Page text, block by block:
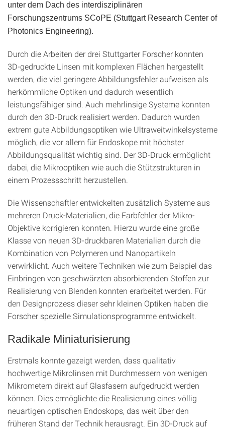
unter dem Dach des interdisziplinären
Forschungszentrums SCoPE (Stuttgart Research Center of
Photonics Engineering).
Durch die Arbeiten der drei Stuttgarter Forscher konnten
3D-gedruckte Linsen mit komplexen Flächen hergestellt
werden, die viel geringere Abbildungsfehler aufweisen als
herkömmliche Optiken und dadurch wesentlich
leistungsfähiger sind. Auch mehrlinsige Systeme konnten
durch den 3D-Druck realisiert werden. Dadurch wurden
extrem gute Abbildungsoptiken wie Ultraweitwinkelsysteme
möglich, die vor allem für Endoskope mit höchster
Abbildungsqualität wichtig sind. Der 3D-Druck ermöglicht
dabei, die Mikrooptiken wie auch die Stützstrukturen in
einem Prozessschritt herzustellen.
Die Wissenschaftler entwickelten zusätzlich Systeme aus
mehreren Druck-Materialien, die Farbfehler der Mikro-
Objektive korrigieren konnten. Hierzu wurde eine große
Klasse von neuen 3D-druckbaren Materialien durch die
Kombination von Polymeren und Nanopartikeln
verwirklicht. Auch weitere Techniken wie zum Beispiel das
Einbringen von geschwärzten absorbierenden Stoffen zur
Realisierung von Blenden konnten erarbeitet werden. Für
den Designprozess dieser sehr kleinen Optiken haben die
Forscher spezielle Simulationsprogramme entwickelt.
Radikale Miniaturisierung
Erstmals konnte gezeigt werden, dass qualitativ
hochwertige Mikrolinsen mit Durchmessern von wenigen
Mikrometern direkt auf Glasfasern aufgedruckt werden
können. Dies ermöglichte die Realisierung eines völlig
neuartigen optischen Endoskops, das weit über den
früheren Stand der Technik herausragt. Ein 3D-Druck auf